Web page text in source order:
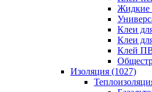
Жидкие
Клеи
Клеи
Клей
Изоляция (1027)